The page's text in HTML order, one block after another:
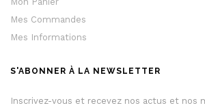
Mes Commandes
Mes Informations
S'ABONNER À LA NEWSLETTER
Inscrivez-vous et recevez nos actus et nos